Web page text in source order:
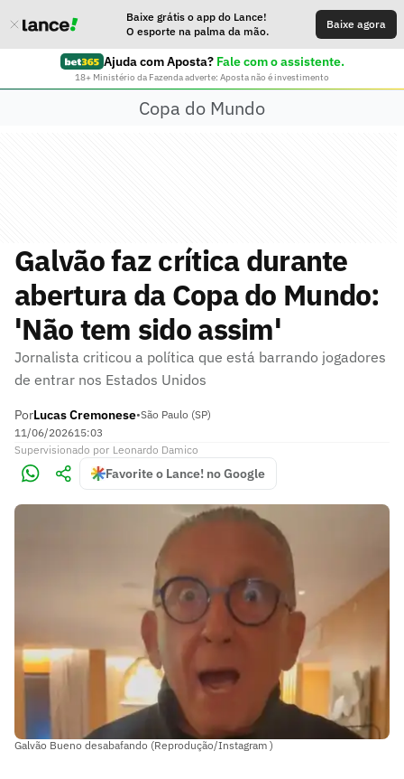
Baixe grátis o app do Lance!
O esporte na palma da mão.
Baixe agora
Ajuda com Aposta? Fale com o assistente.
18+ Ministério da Fazenda adverte: Aposta não é investimento
Copa do Mundo
Galvão faz crítica durante
abertura da Copa do Mundo:
'Não tem sido assim'
Jornalista criticou a política que está barrando jogadores
de entrar nos Estados Unidos
PorLucas Cremonese•São Paulo (SP)
11/06/202615:03
Supervisionado por Leonardo Damico
Favorite o Lance! no Google
Galvão Bueno desabafando (Reprodução/Instagram )